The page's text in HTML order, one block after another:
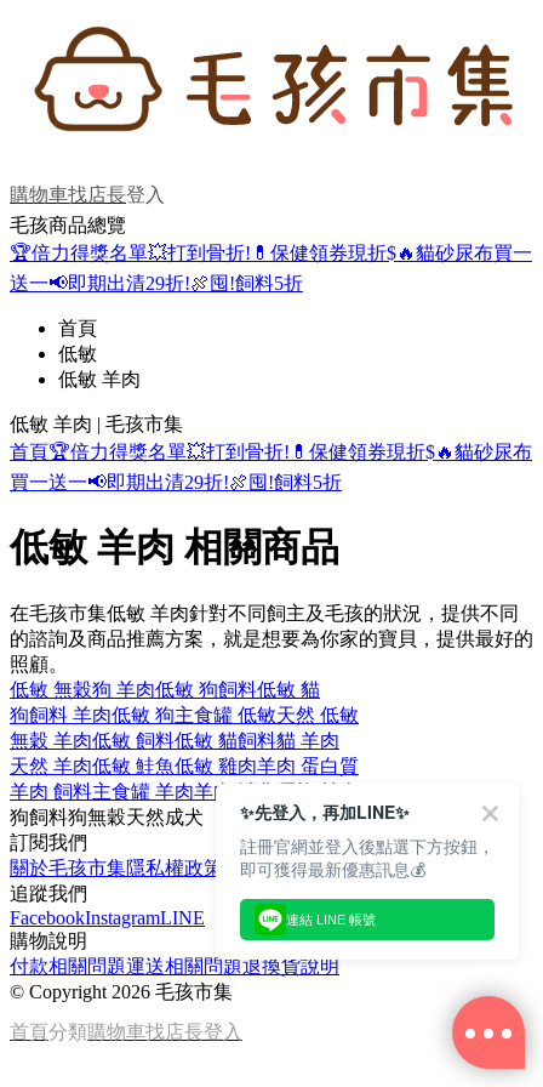
購物車找店長登入
毛孩商品總覽
🏆倍力得獎名單💥打到骨折! 💊保健領券現折$🔥貓砂尿布買一
送一📢即期出清29折!🍖囤!飼料5折
首頁
低敏
低敏 羊肉
低敏 羊肉 | 毛孩市集
首頁🏆倍力得獎名單💥打到骨折! 💊保健領券現折$🔥貓砂尿布
買一送一📢即期出清29折!🍖囤!飼料5折
低敏 羊肉 相關商品
在毛孩市集低敏 羊肉針對不同飼主及毛孩的狀況，提供不同
的諮詢及商品推薦方案，就是想要為你家的寶貝，提供最好的
照顧。
低敏 無穀狗 羊肉低敏 狗飼料低敏 貓
狗飼料 羊肉低敏 狗主食罐 低敏天然 低敏
無穀 羊肉低敏 飼料低敏 貓飼料貓 羊肉
天然 羊肉低敏 鮭魚低敏 雞肉羊肉 蛋白質
羊肉 飼料主食罐 羊肉羊肉 消化
狗飼料狗無穀天然成犬
訂閱我們
關於毛孩市集隱私權政策
文章
追蹤我們
FacebookInstagramLINE
購物說明
付款相關問題運送相關問題退換貨說明
© Copyright 2026 毛孩市集
首頁分類購物車找店長登入
✨先登入，再加LINE✨
註冊官網並登入後點選下方按鈕，
即可獲得最新優惠訊息💰
連結 LINE 帳號